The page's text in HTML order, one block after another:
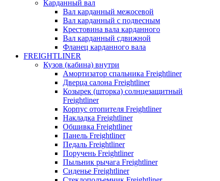
Карданный вал
Вал карданный межосевой
Вал карданный с подвесным
Крестовина вала карданного
Вал карданный сдвижной
Фланец карданного вала
FREIGHTLINER
Кузов (кабина) внутри
Амортизатор спальника Freightliner
Дверца салона Freightliner
Козырек (шторка) солнцезащитный
Freightliner
Корпус отопителя Freightliner
Накладка Freightliner
Обшивка Freightliner
Панель Freightliner
Педаль Freightliner
Поручень Freightliner
Пыльник рычага Freightliner
Сиденье Freightliner